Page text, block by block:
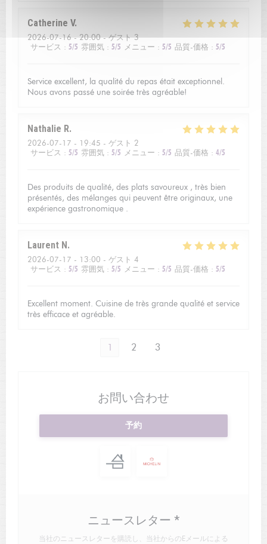
Catherine V
2026-07-16- 20:00 - ゲスト 3
サービス : 5/5 雰囲気 : 5/5 メニュー : 5/5 品質-価格 : 5/5
Service excellent, la qualité du repas était exceptionnel.
Nous avons passé une soirée très agréable!
Nathalie R
2026-07-17 - 19:45 - ゲスト 2
サービス : 5/5 雰囲気 : 5/5 メニュー : 5/5 品質-価格 : 4/5
Des produits de qualité, des plats savoureux , très bien
présentés, des mélanges qui peuvent être originaux, une
expérience gastronomique .
Laurent N
2026-07-17 - 13:00 - ゲスト 4
サービス : 5/5 雰囲気 : 5/5 メニュー : 5/5 品質-価格 : 5/5
Excellent moment. Cuisine de très grande qualité et service
très efficace et agréable.
1 2 3
お問い合わせ
予約
ニュースレター *
当社のニュースレターを購読し、当社からのEメールによる